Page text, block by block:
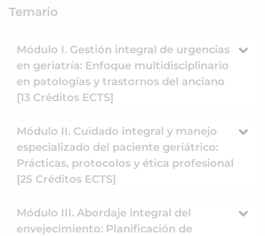
Temario
Módulo I. Gestión integral de urgencias
en geriatría: Enfoque multidisciplinario
en patologías y trastornos del anciano
[13 Créditos ECTS]
Módulo II. Cuidado integral y manejo
especializado del paciente geriátrico:
Prácticas, protocolos y ética profesional
[25 Créditos ECTS]
Módulo III. Abordaje integral del
envejecimiento: Planificación de